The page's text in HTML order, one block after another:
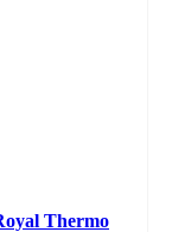
Thermo